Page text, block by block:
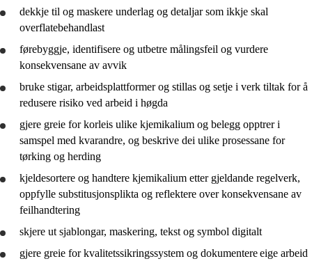
dekkje til og maskere underlag og detaljar som ikkje skal
overflatebehandlast
førebyggje, identifisere og utbetre målingsfeil og vurdere
konsekvensane av avvik
bruke stigar, arbeidsplattformer og stillas og setje i verk tiltak for å
redusere risiko ved arbeid i høgda
gjere greie forkorleis ulike kjemikalium og belegg opptrer i
samspel med kvarandre, og beskrive dei ulike prosessane for
tørking og herding
kjeldesortere og handtere kjemikalium etter gjeldande regelverk,
oppfylle substitusjonsplikta og reflektere over konsekvensane av
feilhandtering
skjere ut sjablongar, maskering, tekst og symbol digitalt
gjere greie forkvalitetssikringssystem og dokumentereeige arbeid